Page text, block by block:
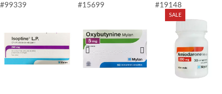
#99339 #15699 #19148
SALE